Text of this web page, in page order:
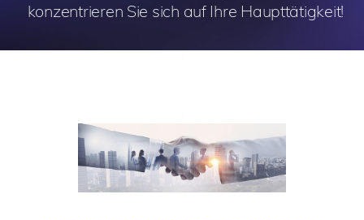
konzentrieren Sie sich auf Ihre Haupttätigkeit!